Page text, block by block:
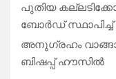
പുതിയ
ബോർഡ് സ്ഥാപിച്ച്
അനുഗ്രഹം
ബിഷപ്പ് ഹൗസില്‍